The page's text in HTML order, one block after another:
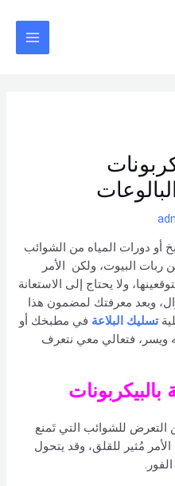
أو دورات المياه من الشوائب
البيوت، ولكن الأمر
ولا يحتاج إلى الاستعانة
وبعد معرفتك لمضمون هذا
تسليك البلاعة في مطبخك أو
ويسر، فتعالي معي نتعرف
التعرض للشوائب التي تَمنع
مُثير للقلق، وقد يتحول